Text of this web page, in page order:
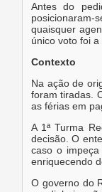
Antes do
quaisquer
único voto foi
Contexto
Na ação de
foram tiradas.
as férias em
A 1ª Turma
decisão. O
caso o
enriquecendo
O governo do